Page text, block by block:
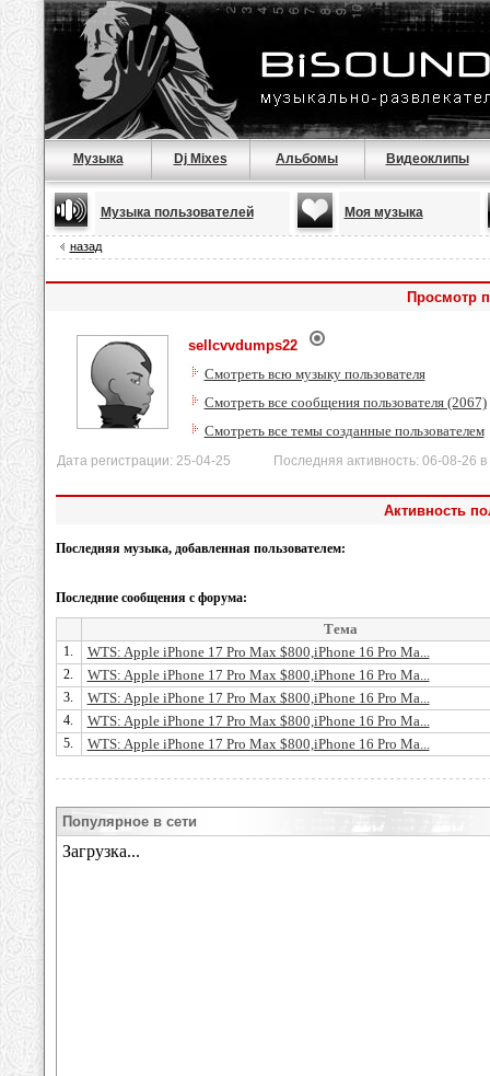
Музыка Dj Mixes Альбомы Видеоклипы
Музыка пользователей Моя музыка
назад
Просмотр
sellcvvdumps22
Смотреть всю музыку пользователя
Смотреть все сообщения пользователя (2067)
Смотреть все темы созданные пользователем
Дата регистрации: 25-04-25 Последняя активность: 06-08-26 в
Активность
Последняя музыка, добавленная пользователем:
Последние сообщения с форума:
Тема
1. WTS: Apple iPhone 17 Pro Max $800,iPhone 16 Pro Ma...
2. WTS: Apple iPhone 17 Pro Max $800,iPhone 16 Pro Ma...
3. WTS: Apple iPhone 17 Pro Max $800,iPhone 16 Pro Ma...
4. WTS: Apple iPhone 17 Pro Max $800,iPhone 16 Pro Ma...
5. WTS: Apple iPhone 17 Pro Max $800,iPhone 16 Pro Ma...
Популярное в сети